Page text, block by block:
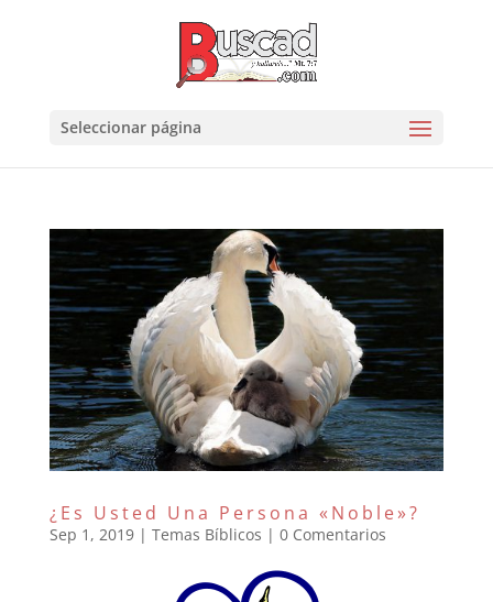
Seleccionar página
¿Es Usted Una Persona «Noble»?
Sep 1, 2019| Temas Bíblicos | 0 Comentarios